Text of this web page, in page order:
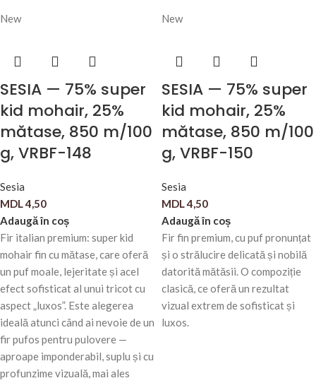
New
SESIA — 75% super
kid mohair, 25%
mătase, 850 m/100
g, VRBF-148
Sesia
MDL4,50
Adaugă în coș
Fir italian premium: super kid
mohair fin cu mătase, care oferă
un puf moale, lejeritate și acel
efect sofisticat al unui tricot cu
aspect „luxos”. Este alegerea
ideală atunci când ai nevoie de un
fir pufos pentru pulovere —
aproape imponderabil, suplu și cu
profunzime vizuală, mai ales
New
SESIA — 75% super
kid mohair, 25%
mătase, 850 m/100
g, VRBF-150
Sesia
MDL4,50
Adaugă în coș
Fir fin premium, cu puf pronunțat
și o strălucire delicată și nobilă
datorită mătăsii. O compoziție
clasică, ce oferă un rezultat
vizual extrem de sofisticat și
luxos.